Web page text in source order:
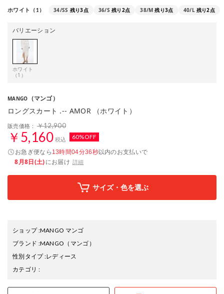
ホワイト（1） 34/SS 残り3点 36/S 残り2点 38/M 残り3点 40/L 残り2点
バリエーション
ホワイト
（1）
MANGO （マンゴ）
ロングスカート .-- AMOR （ホワイト）
販売価格： ￥12,900
￥5,160 税込 60%OFF
お急ぎ便なら 13時間04分35秒以内のお支払いで
8月8日(土)にお届け 詳細
サイズ・色を選ぶ
ショップ:MANGO マンゴ
ブランド :MANGO （マンゴ）
性別タイプ:レディース
カテゴリ :